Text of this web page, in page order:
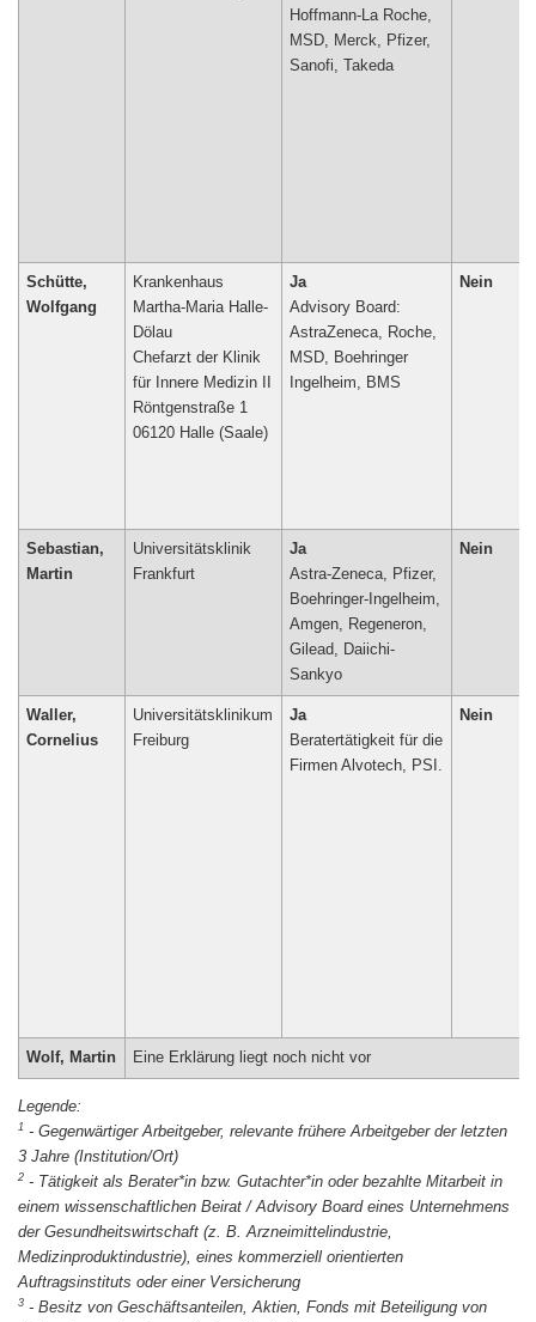
Hoffmann-La Roche,
MSD, Merck, Pfizer,
Sanofi, Takeda
Schütte,
Wolfgang
Krankenhaus
Martha-Maria Halle-
Dölau
Chefarzt der Klinik
für Innere Medizin II
Röntgenstraße 1
06120 Halle (Saale)
Ja
Advisory Board:
AstraZeneca, Roche,
MSD, Boehringer
Ingelheim, BMS
Nein
Sebastian,
Martin
Universitätsklinik
Frankfurt
Ja
Astra-Zeneca, Pfizer,
Boehringer-Ingelheim,
Amgen, Regeneron,
Gilead, Daiichi-
Sankyo
Nein
Waller,
Cornelius
Universitätsklinikum
Freiburg
Ja
Beratertätigkeit für die
Firmen Alvotech, PSI.
Nein
Wolf, Martin Eine Erklärung liegt noch nicht vor
1 - Gegenwärtiger Arbeitgeber, relevante frühere Arbeitgeber der letzten
3 Jahre (Institution/Ort)
2 - Tätigkeit als Berater*in bzw. Gutachter*in oder bezahlte Mitarbeit in
einem wissenschaftlichen Beirat / Advisory Board eines Unternehmens
der Gesundheitswirtschaft (z. B. Arzneimittelindustrie,
Medizinproduktindustrie), eines kommerziell orientierten
Auftragsinstituts oder einer Versicherung
3 - Besitz von Geschäftsanteilen, Aktien, Fonds mit Beteiligung von